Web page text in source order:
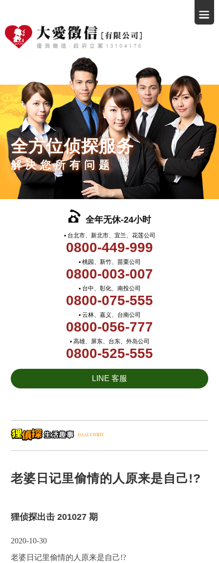
全方位侦探服务
解决您所有问题
全年无休-24小时
▪ 台北市、新北市、宜兰、花莲公司
0800-449-999
▪ 桃园、新竹、苗栗公司
0800-003-007
▪ 台中、彰化、南投公司
0800-075-555
▪ 云林、嘉义、台南公司
0800-056-777
▪ 高雄、屏东、台东、外岛公司
0800-525-555
LINE 客服
老婆日记里偷情的人原来是自己!?
狸侦探出击 201027 期
2020-10-30
老婆日记里偷情的人原来是自己!?